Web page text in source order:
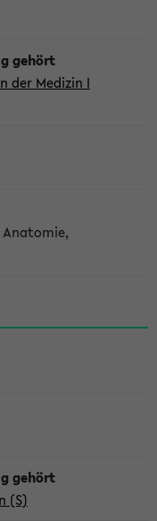
der Medizin I
Anatomie,
(S)